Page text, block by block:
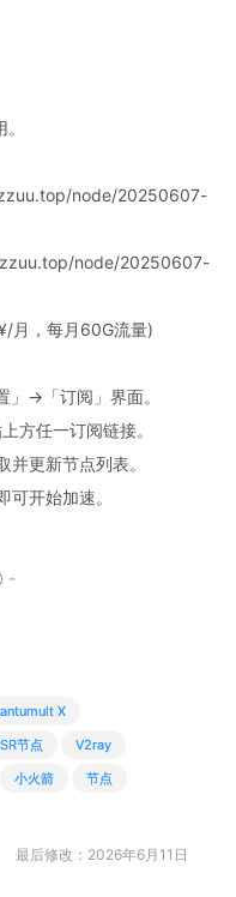
node/20250607-
node/20250607-
月，每月60G流量)
」→「订阅」界面。
方任一订阅链接。
更新节点列表。
开始加速。
-
X
节点
V2ray
小火箭 节点
最后修改：2026年6月11日